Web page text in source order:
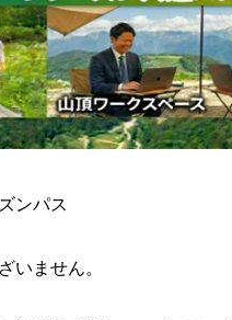
ンパス
いません。